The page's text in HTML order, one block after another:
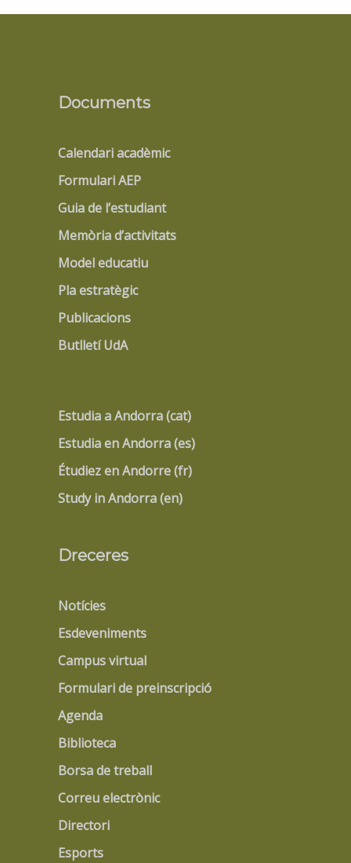
Documents
Calendari acadèmic
Formulari AEP
Guia de l’estudiant
Memòria d’activitats
Model educatiu
Pla estratègic
Publicacions
Butlletí UdA
Estudia a Andorra (cat)
Estudia en Andorra (es)
Étudiez en Andorre (fr)
Study in Andorra (en)
Dreceres
Notícies
Esdeveniments
Campus virtual
Formulari de preinscripció
Agenda
Biblioteca
Borsa de treball
Correu electrònic
Directori
Esports